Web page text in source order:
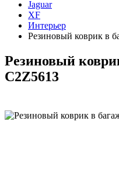
Jaguar
XF
Интерьер
Резиновый коврик в
Резиновый
C2Z5613